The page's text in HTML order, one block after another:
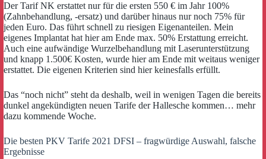
Der Tarif NK erstattet nur für die ersten 550 € im Jahr 100%
(Zahnbehandlung, -ersatz) und darüber hinaus nur noch 75% für
jeden Euro. Das führt schnell zu riesigen Eigenanteilen. Mein
eigenes Implantat hat hier am Ende max. 50% Erstattung erreicht.
Auch eine aufwändige Wurzelbehandlung mit Laserunterstützung
und knapp 1.500€ Kosten, wurde hier am Ende mit weitaus weniger
erstattet. Die eigenen Kriterien sind hier keinesfalls erfüllt.
Das “noch nicht” steht da deshalb, weil in wenigen Tagen die bereits
dunkel angekündigten neuen Tarife der Hallesche kommen… mehr
dazu kommende Woche.
Die besten PKV Tarife 2021 DFSI – fragwürdige Auswahl, falsche
Ergebnisse